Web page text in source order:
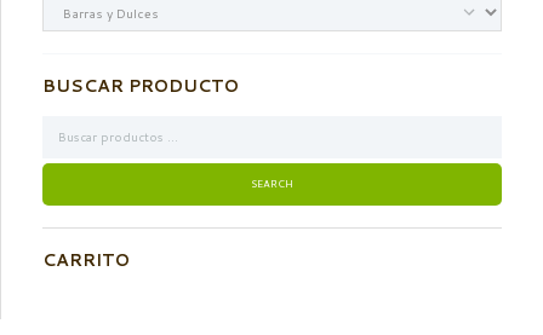
BUSCAR PRODUCTO
CARRITO